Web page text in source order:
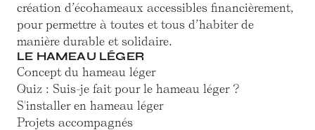
création d’écohameaux accessibles financièrement,
pour permettre à toutes et tous d’habiter de
manière durable et solidaire.
LE HAMEAU LÉGER
Concept du hameau léger
Quiz : Suis-je fait pour le hameau léger ?
S'installer en hameau léger
Projets accompagnés